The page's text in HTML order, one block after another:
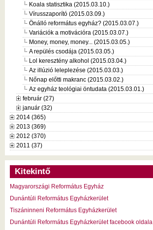
Koala statisztika (2015.03.10.)
Vírusszaporító (2015.03.09.)
Önálló református egyház? (2015.03.07.)
Variációk a motivációra (2015.03.07.)
Money, money, money... (2015.03.05.)
A repülés csodája (2015.03.05.)
Lol keresztény alkohol (2015.03.04.)
Az illúzió leleplezése (2015.03.03.)
Nőnap előtti makranc (2015.03.02.)
Az egyház teológiai öntudata (2015.03.01.)
február (27)
január (32)
2014 (365)
2013 (369)
2012 (370)
2011 (37)
Kitekintő
Magyarországi Református Egyház
Dunántúli Református Egyházkerület
Tiszáninneni Református Egyházkerület
Dunántúli Református Egyházkerület facebook oldala